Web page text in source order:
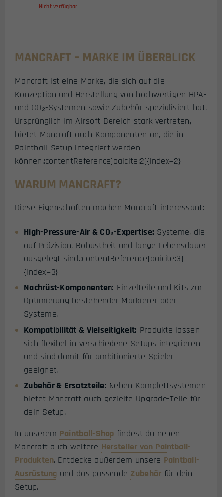
Nicht verfügbar
MANCRAFT – MARKE IM ÜBERBLICK
Mancraft ist eine Marke, die sich auf die
Konzeption und Herstellung von hochwertigen HPA-
und CO₂-Systemen sowie Zubehör spezialisiert hat.
Ursprünglich im Airsoft-Bereich stark vertreten,
bietet Mancraft auch Komponenten an, die in
Paintball-Setup integriert werden
können.:contentReference[oaicite:2]{index=2}
WARUM MANCRAFT?
Diese Eigenschaften machen Mancraft interessant:
High-Pressure-Air & CO₂-Expertise: Systeme, die
auf Präzision, Robustheit und lange Lebensdauer
ausgelegt sind.:contentReference[oaicite:3]
{index=3}
Nachrüst-Komponenten: Einzelteile und Kits zur
Optimierung bestehender Markierer oder
Systeme.
Kompatibilität & Vielseitigkeit: Produkte lassen
sich flexibel in verschiedene Setups integrieren
und sind damit für ambitionierte Spieler
geeignet.
Zubehör & Ersatzteile: Neben Komplettsystemen
bietet Mancraft auch gezielte Upgrade-Teile für
dein Setup.
In unserem Paintball-Shop findest du neben
Mancraft auch weitere Hersteller von Paintball-
Produkten. Entdecke außerdem unsere Paintball-
Ausrüstung und das passende Zubehör für dein
Setup.